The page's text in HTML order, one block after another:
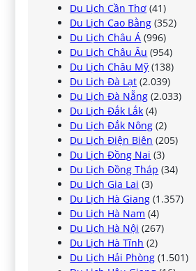
Du Lịch Cần Thơ (41)
Du Lịch Cao Bằng (352)
Du Lịch Châu Á (996)
Du Lịch Châu Âu (954)
Du Lịch Châu Mỹ (138)
Du Lịch Đà Lạt (2.039)
Du Lịch Đà Nẵng (2.033)
Du Lịch Đắk Lắk (4)
Du Lịch Đắk Nông (2)
Du Lịch Điện Biên (205)
Du Lịch Đồng Nai (3)
Du Lịch Đồng Tháp (34)
Du Lịch Gia Lai (3)
Du Lịch Hà Giang (1.357)
Du Lịch Hà Nam (4)
Du Lịch Hà Nội (267)
Du Lịch Hà Tĩnh (2)
Du Lịch Hải Phòng (1.501)